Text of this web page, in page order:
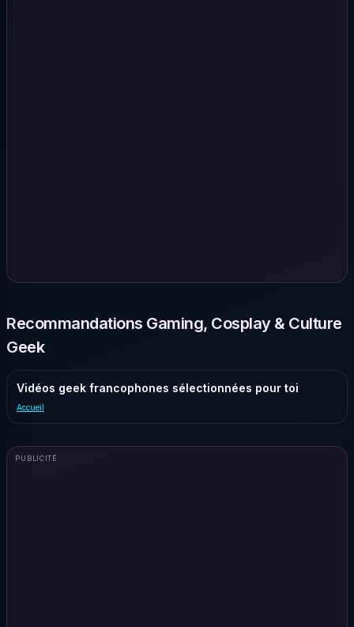
Recommandations Gaming, Cosplay & Culture
Geek
Vidéos geek francophones sélectionnées pour toi
Accueil
PUBLICITÉ